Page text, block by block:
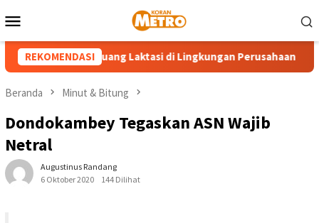
ke
Mobile
REKOMENDASI
Hadirkan Ruang Laktasi di Lingkungan Perusahaan
Beranda Minut & Bitung
Dondokambey Tegaskan ASN Wajib
Netral
Augustinus Randang
6 Oktober 2020
144 Dilihat